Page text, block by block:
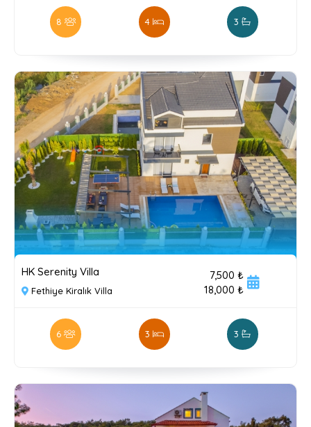
8 4 3
HK Serenity Villa
Fethiye Kiralık Villa
7,500 ₺
18,000 ₺
6 3 3